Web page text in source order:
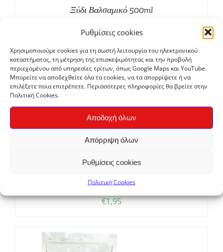
Ρυθμίσεις cookies
Χρησιμοποιούμε cookies για τη σωστή λειτουργία του ηλεκτρονικού
καταστήματος, τη μέτρηση της επισκεψιμότητας και την προβολή
περιεχομένου από υπηρεσίες τρίτων, όπως Google Maps και YouTube.
Μπορείτε να αποδεχθείτε όλα τα cookies, να τα απορρίψετε ή να
επιλέξετε ποια επιτρέπετε. Περισσότερες πληροφορίες θα βρείτε στην
Πολιτική Cookies.
Αποδοχή όλων
Απόρριψη όλων
Ρυθμίσεις cookies
Πολιτική Cookies
Ξύδι Βαλσαμικό 500ml
Bio
Ζάχαρη Dark Muscovado 500gr
€1,95